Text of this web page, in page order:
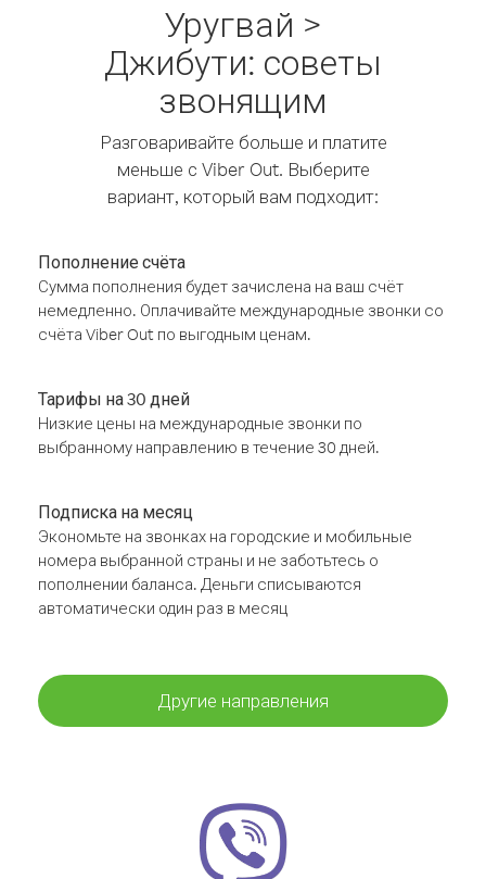
Уругвай >
Джибути: советы
звонящим
Разговаривайте больше и платите
меньше с Viber Out. Выберите
вариант, который вам подходит:
Пополнение счёта
Сумма пополнения будет зачислена на ваш счёт
немедленно. Оплачивайте международные звонки со
счёта Viber Out по выгодным ценам.
Тарифы на 30 дней
Низкие цены на международные звонки по
выбранному направлению в течение 30 дней.
Подписка на месяц
Экономьте на звонках на городские и мобильные
номера выбранной страны и не заботьтесь о
пополнении баланса. Деньги списываются
автоматически один раз в месяц
Другие направления